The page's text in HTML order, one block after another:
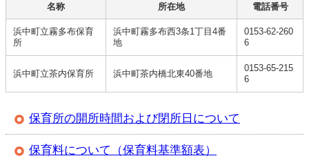
名称 所在地 電話番号
浜中町立霧多布保育
所
浜中町霧多布西3条1丁目4番
地
0153-62-260
6
浜中町立茶内保育所 浜中町茶内橋北東40番地
0153-65-215
6
保育所の開所時間および閉所日について
保育料について（保育料基準額表）